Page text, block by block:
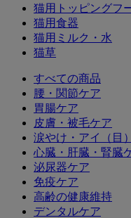
猫用トッピングフ
猫用食器
猫用ミルク・水
猫草
すべての商品
腰・関節ケア
胃腸ケア
皮膚・被毛ケア
涙やけ・アイ（目
心臓・肝臓・腎臓
泌尿器ケア
免疫ケア
高齢の健康維持
デンタルケア